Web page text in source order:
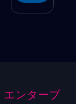
エンタープ